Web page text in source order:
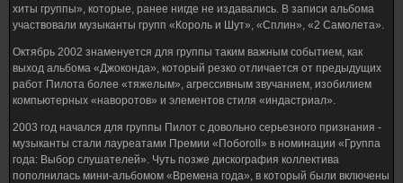
хиты группы», которые, ранее нигде не издавались. В записи альбома
участвовали музыканты групп «Король и Шут», «Сплин», «2 Самолета».
Октябрь 2002 знаменуется для группы таким важным событием, как
выход альбома «Джоконда», который резко отличается от предыдущих
работ Пилота более «тяжелым», агрессивным звучанием, изобилием
компьютерных «наворотов» и элементов стиля «индастриал».
2003 год начался для группы Пилот с довольно серьезного признания -
музыканты стали лауреатами Премии «Побоroll» в номинации «Группа
года: Выбор слушателей». Чуть позже дискография коллектива
пополнилась мини-альбомом «Времена года», в который были включены